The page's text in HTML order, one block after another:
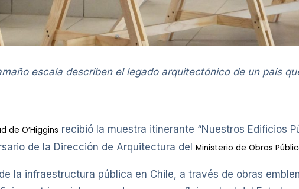
escala describen el legado arquitectónico de un país
de O’Higgins recibió la muestra itinerante “Nuestros Edificios
de la Dirección de Arquitectura del Ministerio de Obras
la infraestructura pública en Chile, a través de obras